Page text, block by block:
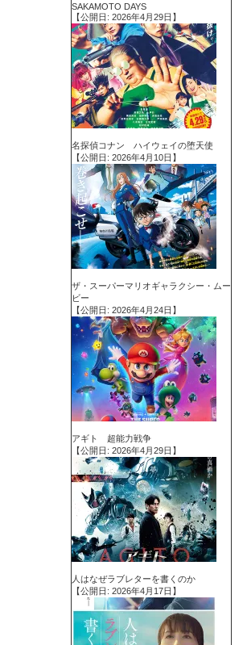
SAKAMOTO DAYS
【公開日: 2026年4月29日】
名探偵コナン ハイウェイの堕天使
【公開日: 2026年4月10日】
ザ・スーパーマリオギャラクシー・ムー
ビー
【公開日: 2026年4月24日】
アギト 超能力戦争
【公開日: 2026年4月29日】
人はなぜラブレターを書くのか
【公開日: 2026年4月17日】